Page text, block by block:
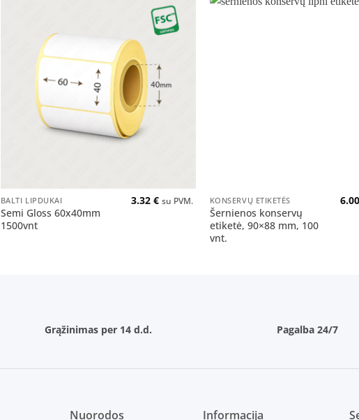
Pridėti
BALTI LIPDUKAI
Semi Gloss 60x40mm
1500vnt
3.32€ su PVM. KONSERVŲ ETIKETĖS
Šernienos konservų
etiketė, 90×88 mm, 100
vnt.
Grąžinimas per 14 d.d. Pagalba 24/7
Nuorodos Informacija